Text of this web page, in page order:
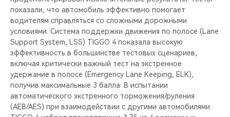
показали, что автомобиль эффективно помогает
водителям справляться со сложными дорожными
условиями. Система поддержки движения по полосе (Lane
Support System, LSS) TIGGO 4 показала высокую
эффективность в большинстве тестовых сценариев,
включая критически важный тест на экстренное
удержание в полосе (Emergency Lane Keeping, ELK),
получив максимальные 3 балла. В испытании
автоматического экстренного торможения/руления
(AEB/AES) при взаимодействии с другими автомобилями